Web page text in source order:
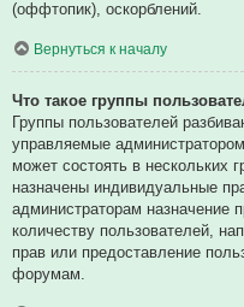
(оффтопик), оскорблений.
Вернуться к началу
Что такое группы
Группы пользователей
управляемые
может состоять в нескольких
назначены индивидуальные
администраторам назначение
количеству пользователей,
прав или предоставление
форумам.